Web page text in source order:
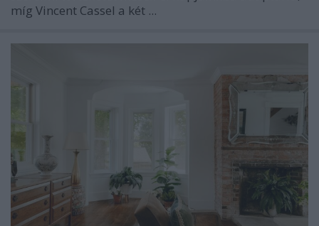
míg Vincent Cassel a két ...